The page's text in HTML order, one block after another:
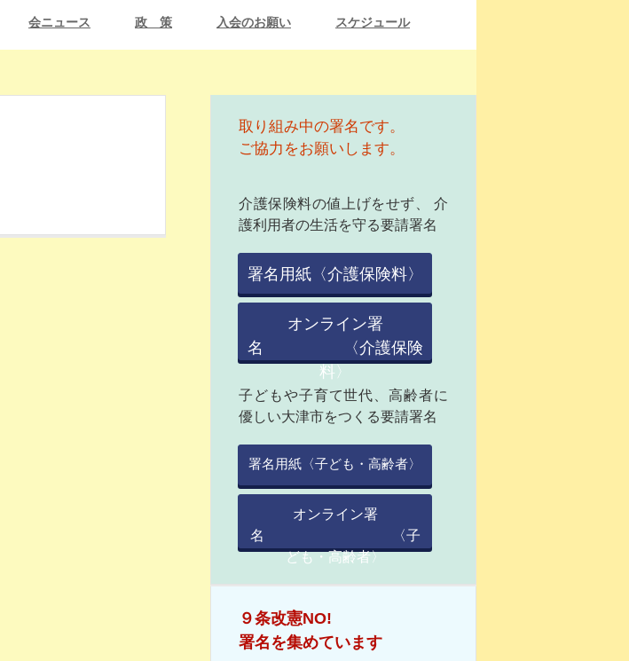
会ニュース 政 策 入会のお願い スケジュール
取り組み中の署名です。
ご協力をお願いします。
介護保険料の値上げをせず、 介
護利用者の生活を守る要請署名
署名用紙〈介護保険料〉
オンライン署
名 〈介護保険
料〉
子どもや子育て世代、高齢者に
優しい大津市をつくる要請署名
署名用紙〈子ども・高齢者〉
オンライン署
名 〈子
ども・高齢者〉
９条改憲NO!
署名を集めています